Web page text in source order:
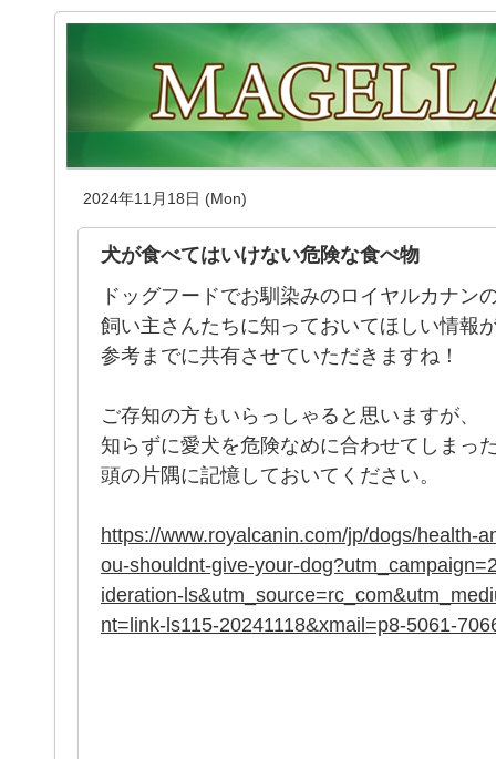
2024年11月18日 (Mon)
犬が食べてはいけない危険な食べ物
ドッグフードでお馴染みのロイヤルカナン
飼い主さんたちに知っておいてほしい情報
参考までに共有させていただきますね！
ご存知の方もいらっしゃると思いますが、
知らずに愛犬を危険なめに合わせてしまっ
頭の片隅に記憶しておいてください。
https://www.royalcanin.com/jp/dogs/health-
ou-shouldnt-give-your-
ideration-
nt=link-ls115-20241118&xmail=p8-5061-